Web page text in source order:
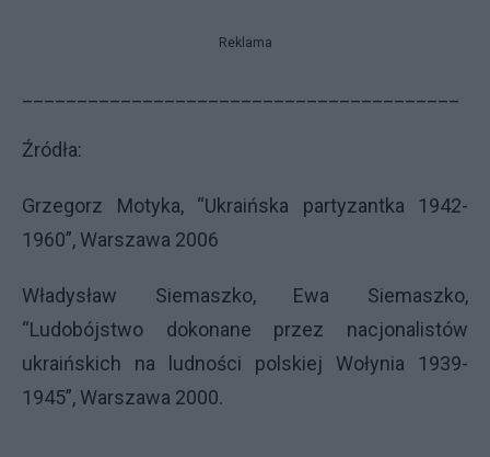
Reklama
Źródła:
Grzegorz Motyka, “Ukraińska partyzantka 1942-
1960”, Warszawa 2006
Władysław Siemaszko, Ewa Siemaszko,
“Ludobójstwo dokonane przez nacjonalistów
ukraińskich na ludności polskiej Wołynia 1939-
1945”, Warszawa 2000.